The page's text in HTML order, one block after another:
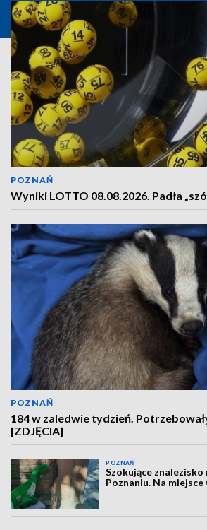
POZNAŃ
Wyniki LOTTO 08.08.2026. Padła
POZNAŃ
184 w zaledwie tydzień.
[ZDJĘCIA]
POZNAŃ
Szokujące
Poznaniu. Na